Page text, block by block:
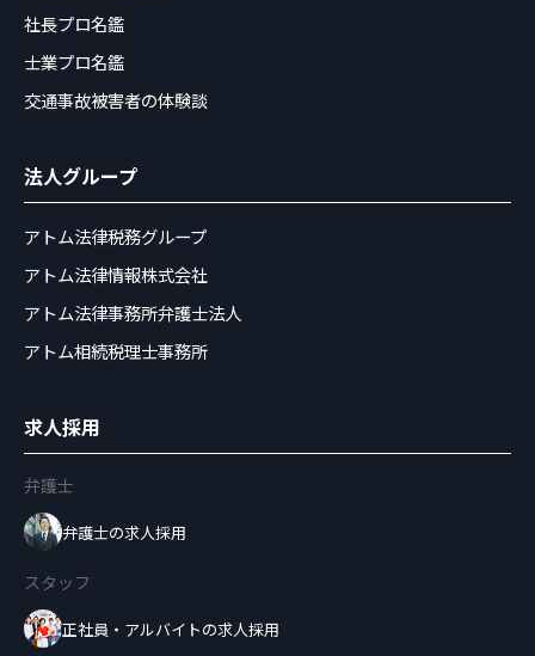
社長プロ名鑑
士業プロ名鑑
交通事故被害者の体験談
法人グループ
アトム法律税務グループ
アトム法律情報株式会社
アトム法律事務所弁護士法人
アトム相続税理士事務所
求人採用
弁護士
弁護士の求人採用
スタッフ
正社員・アルバイトの求人採用